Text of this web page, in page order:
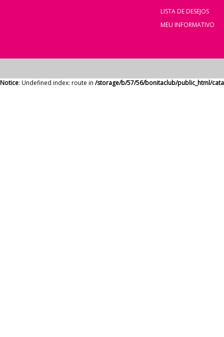
LISTA DE DESEJOS
MEU INFORMATIVO
Notice: Undefined index: route in /storage/b/57/56/bonitaclub/public_html/